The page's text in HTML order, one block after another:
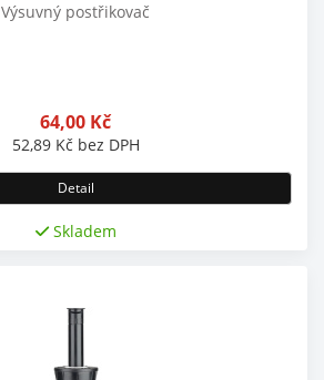
Výsuvný postřikovač
64,00 Kč
52,89 Kč bez DPH
Detail
Skladem